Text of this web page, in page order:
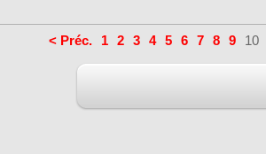
< Préc. 1 2 3 4 5 6 7 8 9 10